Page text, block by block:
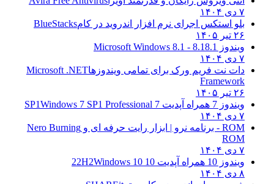
۷ دی ۱۴۰۴
بلو استکس اجرای نرم افزار اندروید در کامBlueStacks
۲۶ تیر ۱۴۰۵
ویندوز 8.1
8.1 - Microsoft Windows 8.1
۷ دی ۱۴۰۴
دات نت فریم ورک برای تمامی ویندوزهاMicrosoft .NET
Framework
۲۶ تیر ۱۴۰۵
ویندوز 7 همراه آپدیت 7 SP1
Windows 7 SP1 Professional
۷ دی ۱۴۰۴
ROM - برنامه نرو | ابزار رایت حرفه ای و
Nero Burning
ROM
۷ دی ۱۴۰۴
ویندوز 10 همراه آپدیت 10 22H2
Windows 10
۸ دی ۱۴۰۴